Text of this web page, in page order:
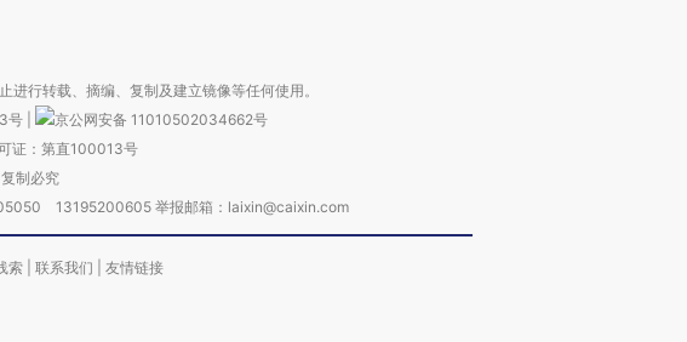
行转载、摘编、复制及建立镜像等任何使用。
号
京公网安备 11010502034662号
证：第直100013号
制必究
13195200605 举报邮箱：laixin@caixin.com
索 联系我们 友情链接